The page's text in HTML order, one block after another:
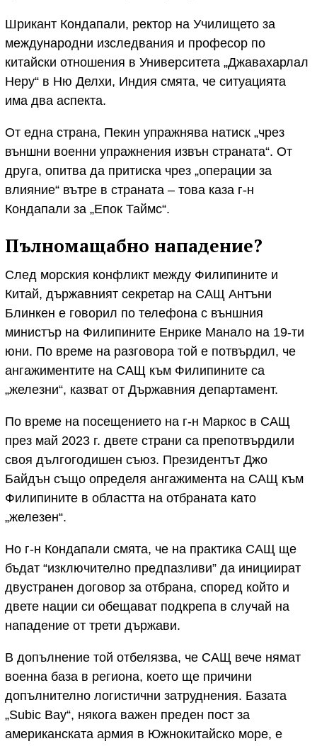
Шрикант Кондапали, ректор на Училището за
международни изследвания и професор по
китайски отношения в Университета „Джавахарлал
Неру“ в Ню Делхи, Индия смята, че ситуацията
има два аспекта.
От една страна, Пекин упражнява натиск „чрез
външни военни упражнения извън страната“. От
друга, опитва да притиска чрез „операции за
влияние“ вътре в страната – това каза г-н
Кондапали за „Епок Таймс“.
Пълномащабно нападение?
След морския конфликт между Филипините и
Китай, държавният секретар на САЩ Антъни
Блинкен е говорил по телефона с външния
министър на Филипините Енрике Манало на 19-ти
юни. По време на разговора той е потвърдил, че
ангажиментите на САЩ към Филипините са
„железни“, казват от Държавния департамент.
По време на посещението на г-н Маркос в САЩ
през май 2023 г. двете страни са препотвърдили
своя дългогодишен съюз. Президентът Джо
Байдън също определя ангажимента на САЩ към
Филипините в областта на отбраната като
„железен“.
Но г-н Кондапали смята, че на практика САЩ ще
бъдат “изключително предпазливи” да инициират
двустранен договор за отбрана, според който и
двете нации си обещават подкрепа в случай на
нападение от трети държави.
В допълнение той отбелязва, че САЩ вече нямат
военна база в региона, което ще причини
допълнително логистични затруднения. Базата
„Subic Bay“, някога важен преден пост за
американската армия в Южнокитайско море, е